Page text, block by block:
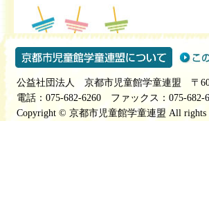
公益社団法人 京都市児童館学童連盟 〒
電話：075-682-6260 ファックス：075-682-
Copyright © 京都市児童館学童連盟 All rights